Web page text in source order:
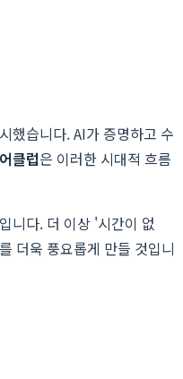
했습니다. AI가 증명하고 수
클럽은 이러한 시대적 흐름
니다. 더 이상 '시간이 없
더욱 풍요롭게 만들 것입니